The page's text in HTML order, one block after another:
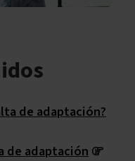
de adaptación?
de adaptación